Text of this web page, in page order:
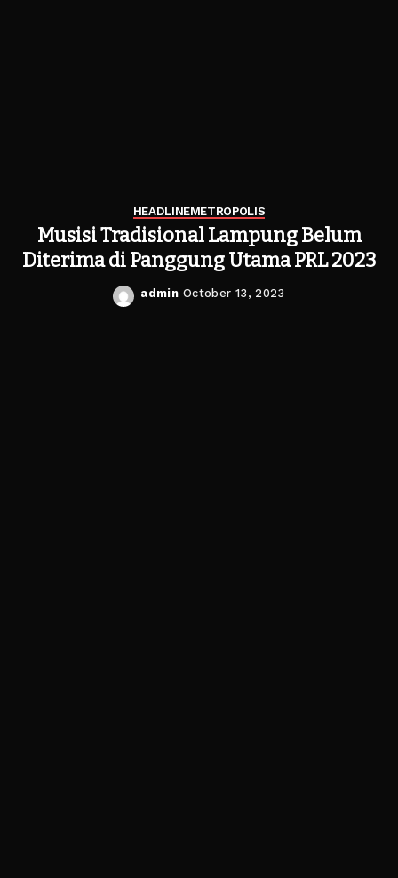
HEADLINEMETROPOLIS
Musisi Tradisional Lampung Belum
Diterima di Panggung Utama PRL 2023
Posted
admin October 13, 2023